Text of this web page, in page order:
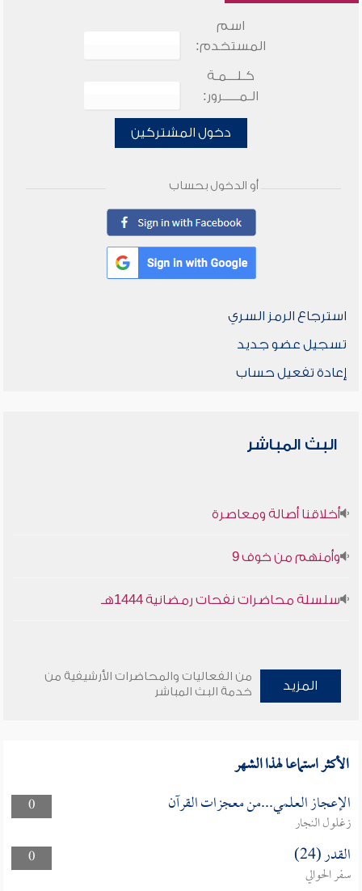
اسم
المستخدم:
كـلـــمـة
الـمـــــرور:
دخول المشتركين
أو الدخول بحساب
استرجاع الرمز السري
تسجيل عضو جديد
إعادة تفعيل حساب
البث المباشر
أخلاقنا أصالة ومعاصرة
وأمنهم من خوف 9
سلسلة محاضرات نفحات رمضانية 1444هـ
المزيد
من الفعاليات والمحاضرات الأرشيفية من
خدمة البث المباشر
الأكثر استماعا لهذا الشهر
0 الإعجاز العلمي...من معجزات القرآن
زغلول النجار
0
القدر (24)
سفر الحوالي